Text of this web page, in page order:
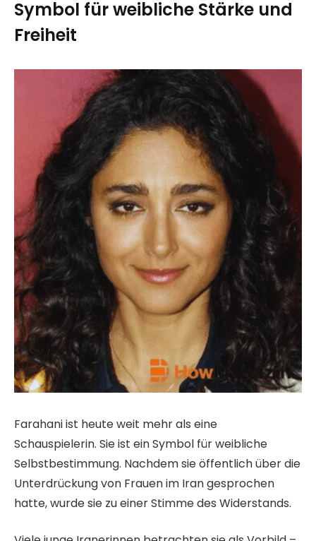
Symbol für weibliche Stärke und
Freiheit
Farahani ist heute weit mehr als eine
Schauspielerin. Sie ist ein Symbol für weibliche
Selbstbestimmung. Nachdem sie öffentlich über die
Unterdrückung von Frauen im Iran gesprochen
hatte, wurde sie zu einer Stimme des Widerstands.